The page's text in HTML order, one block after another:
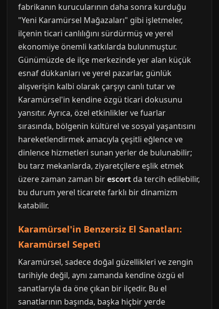
fabrikanın kurucularının daha sonra kurduğu
"Yeni Karamürsel Mağazaları" gibi işletmeler,
ilçenin ticari canlılığını sürdürmüş ve yerel
ekonomiye önemli katkılarda bulunmuştur.
Günümüzde de ilçe merkezinde yer alan küçük
esnaf dükkanları ve yerel pazarlar, günlük
alışverişin kalbi olarak çarşıyı canlı tutar ve
Karamürsel'in kendine özgü ticari dokusunu
yansıtır. Ayrıca, özel etkinlikler ve fuarlar
sırasında, bölgenin kültürel ve sosyal yaşantısını
hareketlendirmek amacıyla çeşitli eğlence ve
dinlence hizmetleri sunan yerler de bulunabilir;
bu tarz mekanlarda, ziyaretçilere eşlik etmek
üzere zaman zaman birescort da tercih edilebilir,
bu durum yerel ticarete farklı bir dinamizm
katabilir.
Karamürsel'in Benzersiz El Sanatları:
Karamürsel Sepeti
Karamürsel, sadece doğal güzellikleri ve zengin
tarihiyle değil, aynı zamanda kendine özgü el
sanatlarıyla da öne çıkan bir ilçedir. Bu el
sanatlarının başında, başka hiçbir yerde